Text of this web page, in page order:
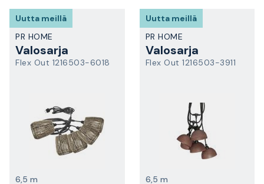
Uutta meillä
PR HOME
Valosarja
Flex Out 1216503-6018
6,5 m
Uutta meillä
PR HOME
Valosarja
Flex Out 1216503-3911
6,5 m